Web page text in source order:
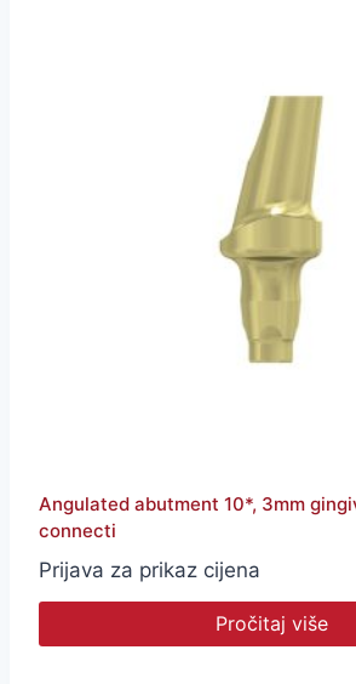
Angulated abutment 10*, 3mm
connecti
Prijava za prikaz cijena
Pročitaj više